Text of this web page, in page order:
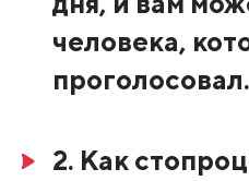
человека,
проголосовал.
2. Как